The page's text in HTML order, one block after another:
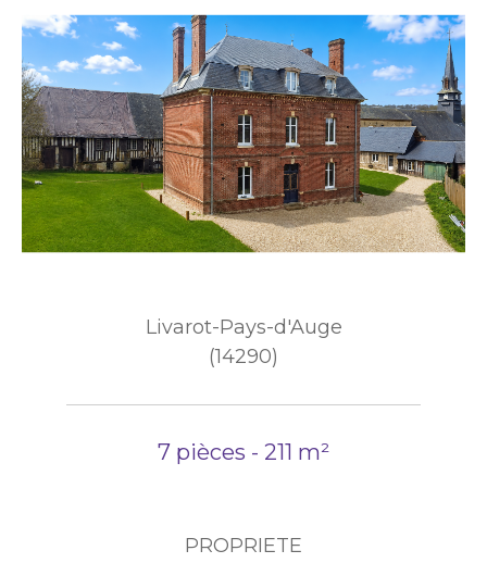
Livarot-Pays-d'Auge
(14290)
7 pièces - 211 m²
PROPRIETE